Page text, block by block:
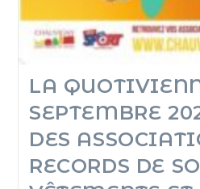
LA
SEPTEMBRE
DES
RECORDS DE